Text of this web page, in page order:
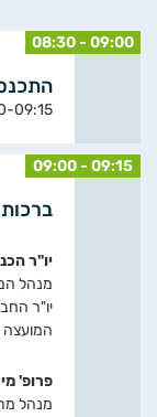
08:30 - 09:00
09:15
09:00 - 09:15
יו"ר
מנהל
יו"ר
המועצה
פרופ'
מנהל